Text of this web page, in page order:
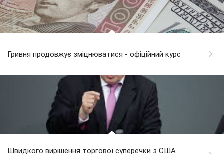
Гривня продовжує зміцнюватися - офіційний курс
Швидкого вирішення торгової суперечки з США